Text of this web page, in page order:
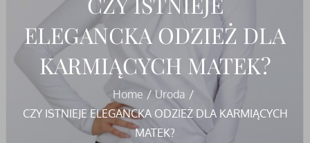
ELEGANCKA ODZIEŻ DLA
KARMIĄCYCH MATEK?
Home
Uroda
CZY ISTNIEJE ELEGANCKA ODZIEŻ DLA KARMIĄCYCH
MATEK?